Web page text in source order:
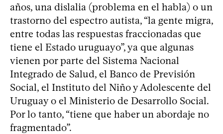
años, una dislalia (problema en el habla) o un
trastorno del espectro autista, “la gente migra,
entre todas las respuestas fraccionadas que
tiene el Estado uruguayo”, ya que algunas
vienen por parte del Sistema Nacional
Integrado de Salud, el Banco de Previsión
Social, el Instituto del Niño y Adolescente del
Uruguay o el Ministerio de Desarrollo Social.
Por lo tanto, “tiene que haber un abordaje no
fragmentado”.